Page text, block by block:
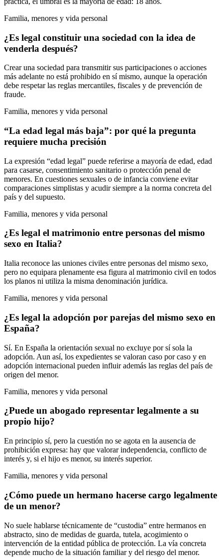
Familia, menores y vida personal
¿Es legal constituir una sociedad con la idea de
venderla después?
Crear una sociedad para transmitir sus participaciones o acciones
más adelante no está prohibido en sí mismo, aunque la operación
debe respetar las reglas mercantiles, fiscales y de prevención de
fraude.
Familia, menores y vida personal
“La edad legal más baja”: por qué la pregunta
requiere mucha precisión
La expresión “edad legal” puede referirse a mayoría de edad, edad
para casarse, consentimiento sanitario o protección penal de
menores. En cuestiones sexuales o de infancia conviene evitar
comparaciones simplistas y acudir siempre a la norma concreta del
país y del supuesto.
Familia, menores y vida personal
¿Es legal el matrimonio entre personas del mismo
sexo en Italia?
Italia reconoce las uniones civiles entre personas del mismo sexo,
pero no equipara plenamente esa figura al matrimonio civil en todos
los planos ni utiliza la misma denominación jurídica.
Familia, menores y vida personal
¿Es legal la adopción por parejas del mismo sexo en
España?
Sí. En España la orientación sexual no excluye por sí sola la
adopción. Aun así, los expedientes se valoran caso por caso y en
adopción internacional pueden influir además las reglas del país de
origen del menor.
Familia, menores y vida personal
¿Puede un abogado representar legalmente a su
propio hijo?
En principio sí, pero la cuestión no se agota en la ausencia de
prohibición expresa: hay que valorar independencia, conflicto de
interés y, si el hijo es menor, su interés superior.
Familia, menores y vida personal
¿Cómo puede un hermano hacerse cargo legalmente
de un menor?
No suele hablarse técnicamente de “custodia” entre hermanos en
abstracto, sino de medidas de guarda, tutela, acogimiento o
intervención de la entidad pública de protección. La vía concreta
depende mucho de la situación familiar y del riesgo del menor.